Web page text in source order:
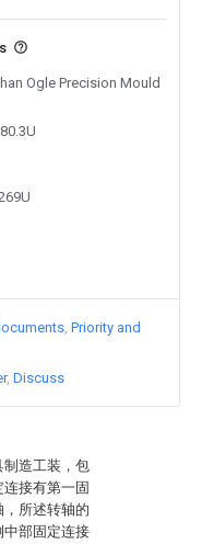
制造工装，包
接有第一固
所述转轴的
中部固定连接
Ogle Precision Mould
Priority and
Discuss